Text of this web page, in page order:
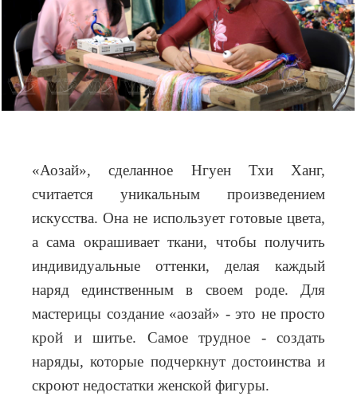
«Аозай», сделанное Нгуен Тхи Ханг,
считается уникальным произведением
искусства. Она не использует готовые цвета,
а сама окрашивает ткани, чтобы получить
индивидуальные оттенки, делая каждый
наряд единственным в своем роде. Для
мастерицы создание «аозай» - это не просто
крой и шитье. Самое трудное - создать
наряды, которые подчеркнут достоинства и
скроют недостатки женской фигуры.